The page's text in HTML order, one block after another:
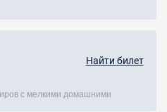
Найти билет
с мелкими домашними